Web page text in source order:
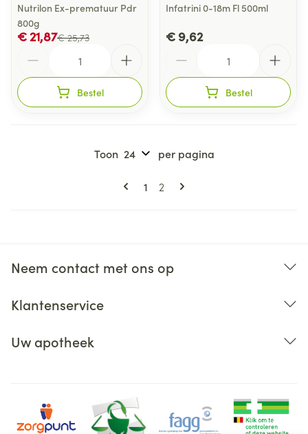
Nutrilon Ex-prematuur Pdr
800g
€ 25,73
€ 21,87
Bestel
Infatrini 0-18m Fl 500ml
€ 9,62
Bestel
Pagina's
U lees momenteel pagina
1 Pagina
2
Toon per pagina
Neem contact met ons op
Klantenservice
Uw apotheek